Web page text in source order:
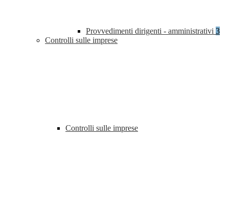
Provvedimenti dirigenti - amministrativi 3
Controlli sulle imprese
Controlli sulle imprese